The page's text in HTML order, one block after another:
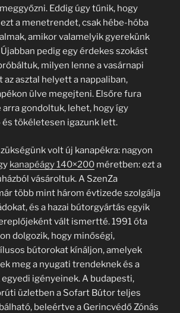
Eddig úgy tűnik, hogy
a menetrendet, csak hébe-hóba
amikor valamelyik gyerekünk
pedig egy érdekes szokást
milyen lenne a vasárnapi
az asztal helyett a nappaliban,
ülve megejteni. Elsőre fura
gondoltuk, lehet, hogy így
és tökéletesen igazunk lett.
volt új kanapékra: nagyon
kanapéágy 140×200 méretben: ezt a
vásároltuk. A SzenZa
több mint három évtizede szolgálja
és a hazai bútorgyártás egyik
vált ismertté. 1991 óta
dolgozik, hogy minőségi,
bútorokat kínáljon, amelyek
meg a nyugati trendeknek és a
igényeinek. A budapesti,
üzletben a Sofart Bútor teljes
beleértve a Gerincvédő Zónás